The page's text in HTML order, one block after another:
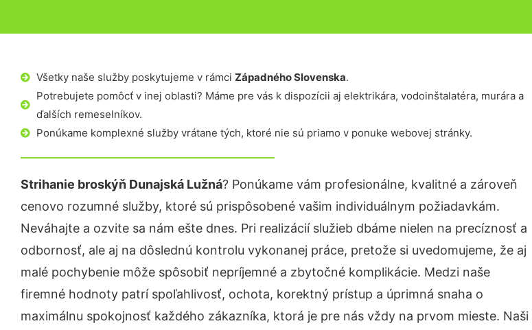
Všetky naše služby poskytujeme v rámci Západného Slovenska.
Potrebujete pomôcť v inej oblasti? Máme pre vás k dispozícii aj elektrikára, vodoinštalatéra, murára a
ďalších remeselníkov.
Ponúkame komplexné služby vrátane tých, ktoré nie sú priamo v ponuke webovej stránky.
Strihanie broskýň Dunajská Lužná? Ponúkame vám profesionálne, kvalitné a zároveň
cenovo rozumné služby, ktoré sú prispôsobené vašim individuálnym požiadavkám.
Neváhajte a ozvite sa nám ešte dnes. Pri realizácií služieb dbáme nielen na precíznosť a
odbornosť, ale aj na dôslednú kontrolu vykonanej práce, pretože si uvedomujeme, že aj
malé pochybenie môže spôsobiť nepríjemné a zbytočné komplikácie. Medzi naše
firemné hodnoty patrí spoľahlivosť, ochota, korektný prístup a úprimná snaha o
maximálnu spokojnosť každého zákazníka, ktorá je pre nás vždy na prvom mieste. Naši